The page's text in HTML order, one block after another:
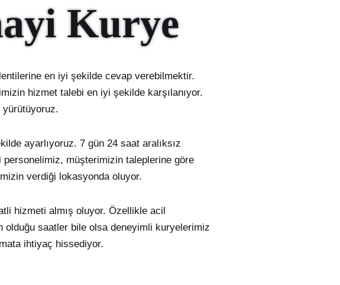
Kurye
en iyi şekilde cevap verebilmektir.
hizmet talebi en iyi şekilde karşılanıyor.
yürütüyoruz.
ayarlıyoruz. 7 gün 24 saat aralıksız
personelimiz, müşterimizin taleplerine göre
verdiği lokasyonda oluyor.
hizmeti almış oluyor. Özellikle acil
olduğu saatler bile olsa deneyimli kuryelerimiz
ihtiyaç hissediyor.